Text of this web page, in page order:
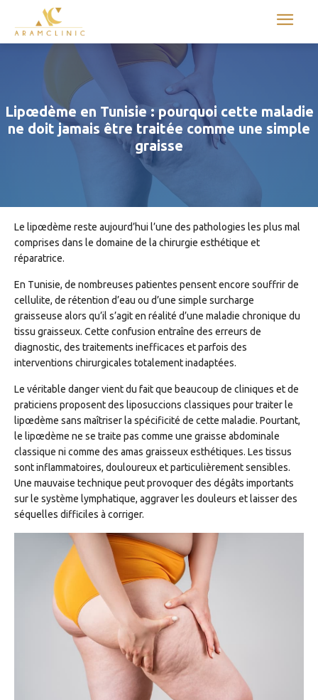
Aram international
Lipœdème en Tunisie : pourquoi cette maladie
ne doit jamais être traitée comme une simple
graisse
Le lipœdème reste aujourd’hui l’une des pathologies les plus mal
comprises dans le domaine de la chirurgie esthétique et
réparatrice.
En Tunisie, de nombreuses patientes pensent encore souffrir de
cellulite, de rétention d’eau ou d’une simple surcharge
graisseuse alors qu’il s’agit en réalité d’une maladie chronique du
tissu graisseux. Cette confusion entraîne des erreurs de
diagnostic, des traitements inefficaces et parfois des
interventions chirurgicales totalement inadaptées.
Le véritable danger vient du fait que beaucoup de cliniques et de
praticiens proposent des liposuccions classiques pour traiter le
lipœdème sans maîtriser la spécificité de cette maladie. Pourtant,
le lipœdème ne se traite pas comme une graisse abdominale
classique ni comme des amas graisseux esthétiques. Les tissus
sont inflammatoires, douloureux et particulièrement sensibles.
Une mauvaise technique peut provoquer des dégâts importants
sur le système lymphatique, aggraver les douleurs et laisser des
séquelles difficiles à corriger.